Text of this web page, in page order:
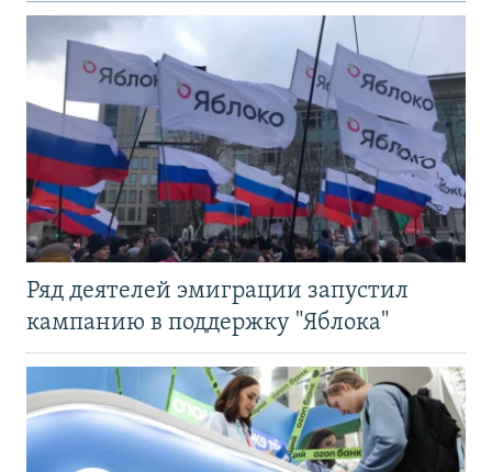
Ряд деятелей эмиграции запустил
кампанию в поддержку "Яблока"